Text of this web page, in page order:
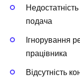
подача
Ігнорування
працівника
Відсутність